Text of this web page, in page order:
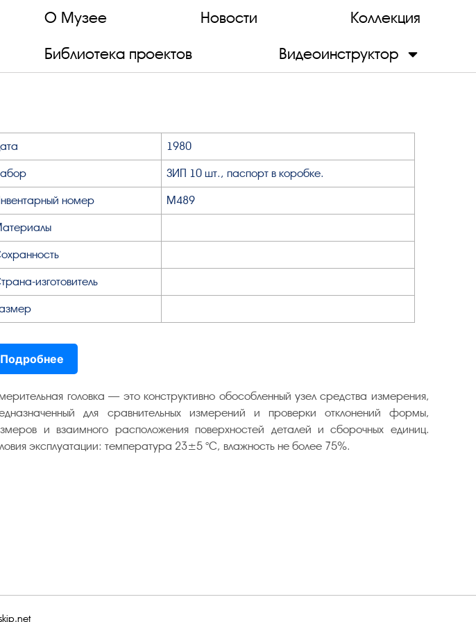
О Музее Новости Коллекция
Библиотека проектов Видеоинструктор
1980
ЗИП 10 шт., паспорт в коробке.
номер М489
изготовитель
Подробнее
головка — это конструктивно обособленный узел средства измерения,
для сравнительных измерений и проверки отклонений формы,
и взаимного расположения поверхностей деталей и сборочных единиц.
эксплуатации: температура 23±5 °С, влажность не более 75%.